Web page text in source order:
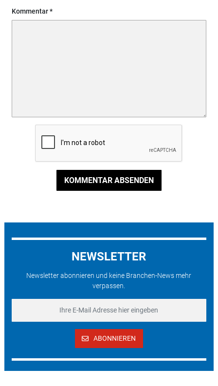
Kommentar
KOMMENTAR ABSENDEN
NEWSLETTER
Newsletter abonnieren und keine Branchen-News mehr
verpassen.
ABONNIEREN